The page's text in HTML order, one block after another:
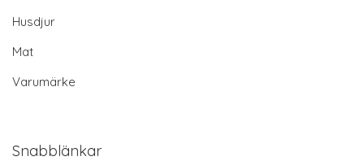
Husdjur
Mat
Varumärke
Snabblänkar